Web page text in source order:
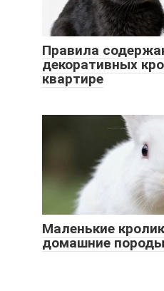
Правила
декоративных
квартире
Маленькие
домашние